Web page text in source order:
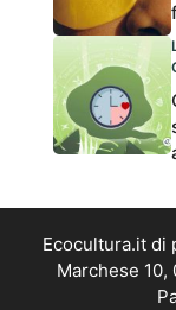
Ecocultura.it di
Marchese 10,